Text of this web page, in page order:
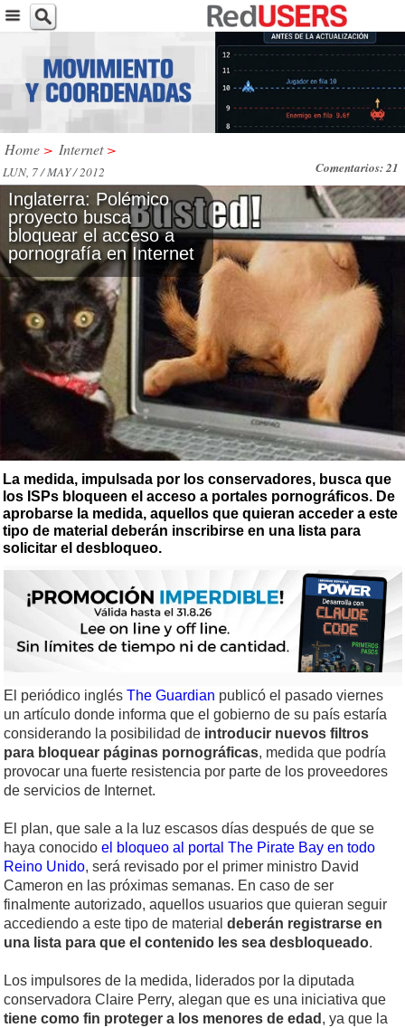
Home > Internet >
Comentarios: 21
LUN, 7 / MAY / 2012
Inglaterra: Polémico
proyecto busca
bloquear el acceso a
pornografía en Internet
La medida, impulsada por los conservadores, busca que
los ISPs bloqueen el acceso a portales pornográficos. De
aprobarse la medida, aquellos que quieran acceder a este
tipo de material deberán inscribirse en una lista para
solicitar el desbloqueo.
El periódico inglés The Guardian publicó el pasado viernes
un artículo donde informa que el gobierno de su país estaría
considerando la posibilidad de introducir nuevos filtros
para bloquear páginas pornográficas, medida que podría
provocar una fuerte resistencia por parte de los proveedores
de servicios de Internet.
El plan, que sale a la luz escasos días después de que se
haya conocido el bloqueo al portal The Pirate Bay en todo
Reino Unido, será revisado por el primer ministro David
Cameron en las próximas semanas. En caso de ser
finalmente autorizado, aquellos usuarios que quieran seguir
accediendo a este tipo de material deberán registrarse en
una lista para que el contenido les sea desbloqueado.
Los impulsores de la medida, liderados por la diputada
conservadora Claire Perry, alegan que es una iniciativa que
tiene como fin proteger a los menores de edad , ya que la